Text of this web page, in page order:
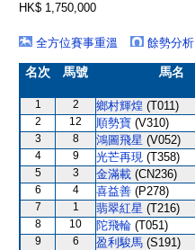
HK$ 1,750,000
全方位賽事重溫
餘勢分析
名次 馬號 馬名
1 2 鄉村輝煌 (T011)
2 12 順勢寶 (V310)
3 8 鴻圖飛星 (V052)
4 9 光芒再現 (T358)
5 3 金滿載 (CN236)
6 4 喜益善 (P278)
7 1 翡翠紅星 (T216)
8 10 陀飛輪 (T051)
9 6 盈利駿馬 (S191)